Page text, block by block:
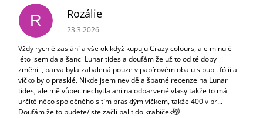
R Rozálie
Hodnocení obchodu je 3 z 5 hvězdiček.
23.3.2026
Vždy rychlé zaslání a vše ok když kupuju Crazy colours, ale minulé
léto jsem dala šanci Lunar tides a doufám že už to od té doby
změnili, barva byla zabalená pouze v papírovém obalu s bubl. fólii a
víčko bylo prasklé. Nikde jsem neviděla špatné recenze na Lunar
tides, ale mě vůbec nechytla ani na odbarvené vlasy takže to má
určitě něco společného s tím prasklým víčkem, takže 400 v pr...
Doufám že to budete/jste začli balit do krabiček😼